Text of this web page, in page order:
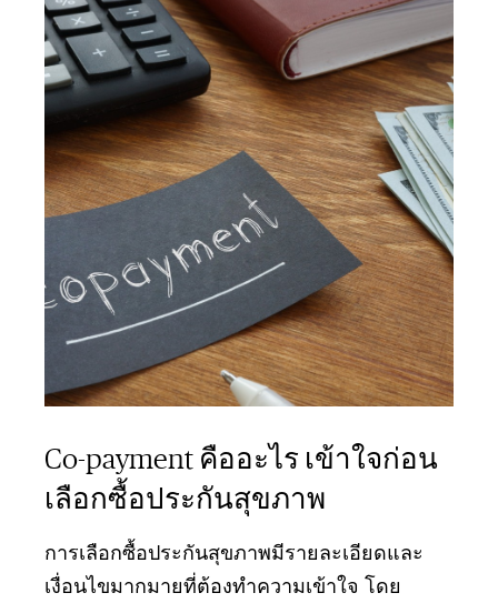
Co-payment คืออะไร เข้าใจก่อน
เลือกซื้อประกันสุขภาพ
การเลือกซื้อประกันสุขภาพมีรายละเอียดและ
เงื่อนไขมากมายที่ต้องทำความเข้าใจ โดย